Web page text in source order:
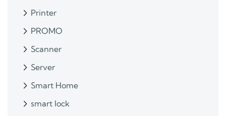
Printer
PROMO
Scanner
Server
Smart Home
smart lock